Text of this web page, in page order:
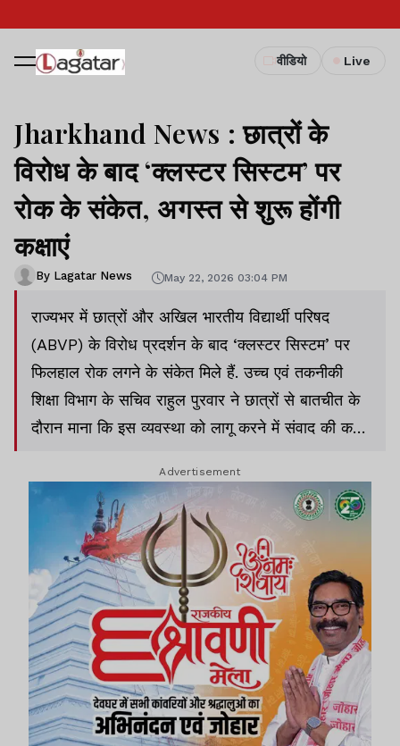
वीडियो Live
Jharkhand News : छात्रों के
विरोध के बाद ‘क्लस्टर सिस्टम’ पर
रोक के संकेत, अगस्त से शुरू होंगी
कक्षाएं
By Lagatar News May 22, 2026 03:04 PM
राज्यभर में छात्रों और अखिल भारतीय विद्यार्थी परिषद
(ABVP) के विरोध प्रदर्शन के बाद ‘क्लस्टर सिस्टम’ पर
फिलहाल रोक लगने के संकेत मिले हैं. उच्च एवं तकनीकी
शिक्षा विभाग के सचिव राहुल पुरवार ने छात्रों से बातचीत के
दौरान माना कि इस व्यवस्था को लागू करने में संवाद की कमी
समाधान निकालने का आश्वासन दिया.
Advertisement